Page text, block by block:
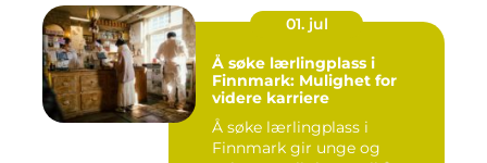
01. jul
Å søke lærlingplass i
Finnmark: Mulighet for
videre karriere
Å søke lærlingplass i
Finnmark gir unge og